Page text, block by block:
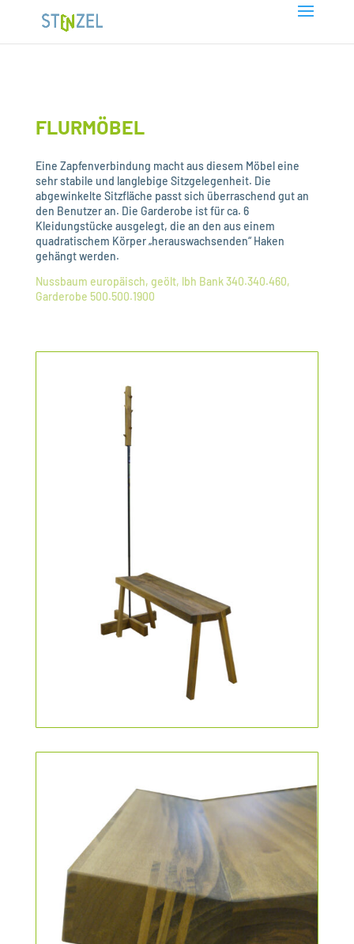
FLURMÖBEL
Eine Zapfenverbindung macht aus diesem Möbel eine
sehr stabile und langlebige Sitzgelegenheit. Die
abgewinkelte Sitzfläche passt sich überraschend gut an
den Benutzer an. Die Garderobe ist für ca. 6
Kleidungstücke ausgelegt, die an den aus einem
quadratischem Körper „herauswachsenden“ Haken
gehängt werden.
Nussbaum europäisch, geölt, lbh Bank 340.340.460,
Garderobe 500.500.1900